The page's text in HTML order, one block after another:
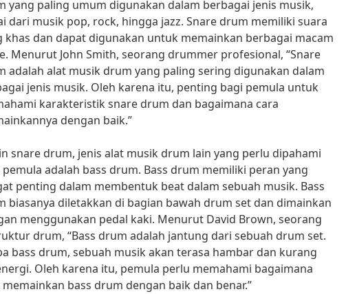
yang paling umum digunakan dalam berbagai jenis musik,
dari musik pop, rock, hingga jazz. Snare drum memiliki suara
khas dan dapat digunakan untuk memainkan berbagai macam
Menurut John Smith, seorang drummer profesional, “Snare
adalah alat musik drum yang paling sering digunakan dalam
jenis musik. Oleh karena itu, penting bagi pemula untuk
karakteristik snare drum dan bagaimana cara
dengan baik.”
snare drum, jenis alat musik drum lain yang perlu dipahami
pemula adalah bass drum. Bass drum memiliki peran yang
penting dalam membentuk beat dalam sebuah musik. Bass
biasanya diletakkan di bagian bawah drum set dan dimainkan
menggunakan pedal kaki. Menurut David Brown, seorang
drum, “Bass drum adalah jantung dari sebuah drum set.
bass drum, sebuah musik akan terasa hambar dan kurang
Oleh karena itu, pemula perlu memahami bagaimana
memainkan bass drum dengan baik dan benar.”